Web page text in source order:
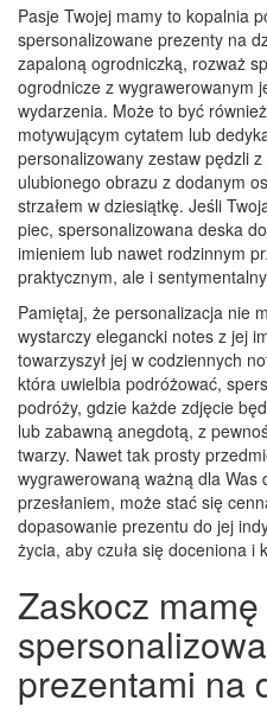
Pasje Twojej mamy to kopalnia
spersonalizowane prezenty na
zapaloną ogrodniczką, rozważ
ogrodnicze z wygrawerowanym
wydarzenia. Może to być
motywującym cytatem lub
personalizowany zestaw pędzli
ulubionego obrazu z dodanym
strzałem w dziesiątkę. Jeśli
piec, spersonalizowana deska
imieniem lub nawet rodzinnym
praktycznym, ale i
Pamiętaj, że personalizacja nie
wystarczy elegancki notes z jej
towarzyszył jej w codziennych
która uwielbia podróżować,
podróży, gdzie każde zdjęcie
lub zabawną anegdotą, z
twarzy. Nawet tak prosty
wygrawerowaną ważną dla Was
przesłaniem, może stać się
dopasowanie prezentu do jej
życia, aby czuła się doceniona i
Zaskocz
prezentami na